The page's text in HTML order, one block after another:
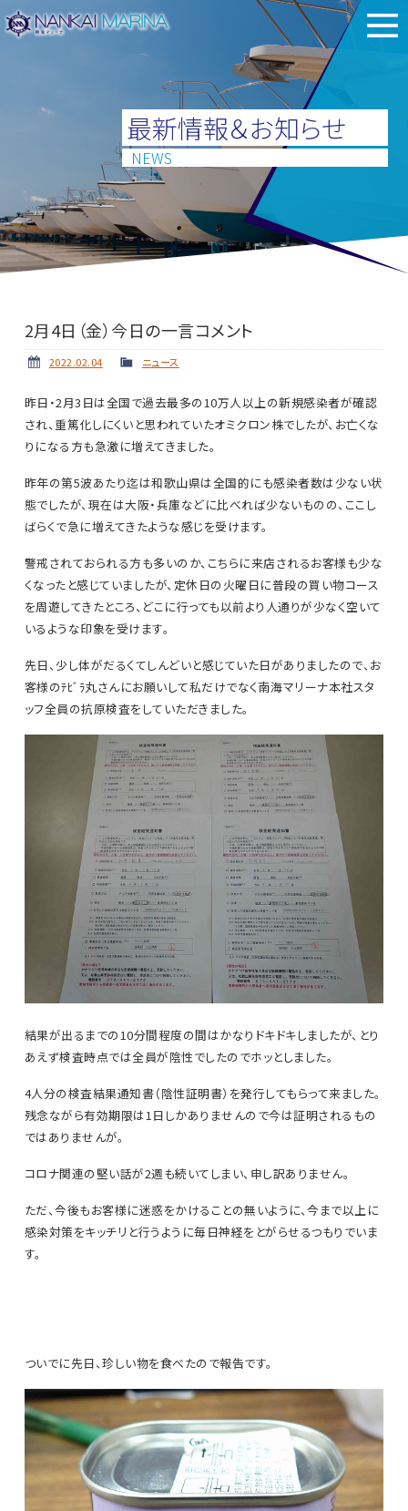
最新情報＆お知らせ
NEWS
2月4日（金）今日の一言コメント
2022.02.04 ニュース
昨日・2月3日は全国で過去最多の10万人以上の新規感染者が確認
され、重篤化しにくいと思われていたオミクロン株でしたが、お亡くな
りになる方も急激に増えてきました。
昨年の第5波あたり迄は和歌山県は全国的にも感染者数は少ない状
態でしたが、現在は大阪・兵庫などに比べれば少ないものの、ここし
ばらくで急に増えてきたような感じを受けます。
警戒されておられる方も多いのか、こちらに来店されるお客様も少な
くなったと感じていましたが、定休日の火曜日に普段の買い物コース
を周遊してきたところ、どこに行っても以前より人通りが少なく空いて
いるような印象を受けます。
先日、少し体がだるくてしんどいと感じていた日がありましたので、お
客様のﾃﾋﾞﾗ丸さんにお願いして私だけでなく南海マリーナ本社スタ
ッフ全員の抗原検査をしていただきました。
結果が出るまでの10分間程度の間はかなりドキドキしましたが、とり
あえず検査時点では全員が陰性でしたのでホッとしました。
4人分の検査結果通知書（陰性証明書）を発行してもらって来ました。
残念ながら有効期限は1日しかありませんので今は証明されるもの
ではありませんが。
コロナ関連の堅い話が2週も続いてしまい、申し訳ありません。
ただ、今後もお客様に迷惑をかけることの無いように、今まで以上に
感染対策をキッチリと行うように毎日神経をとがらせるつもりでいま
す。
ついでに先日、珍しい物を食べたので報告です。